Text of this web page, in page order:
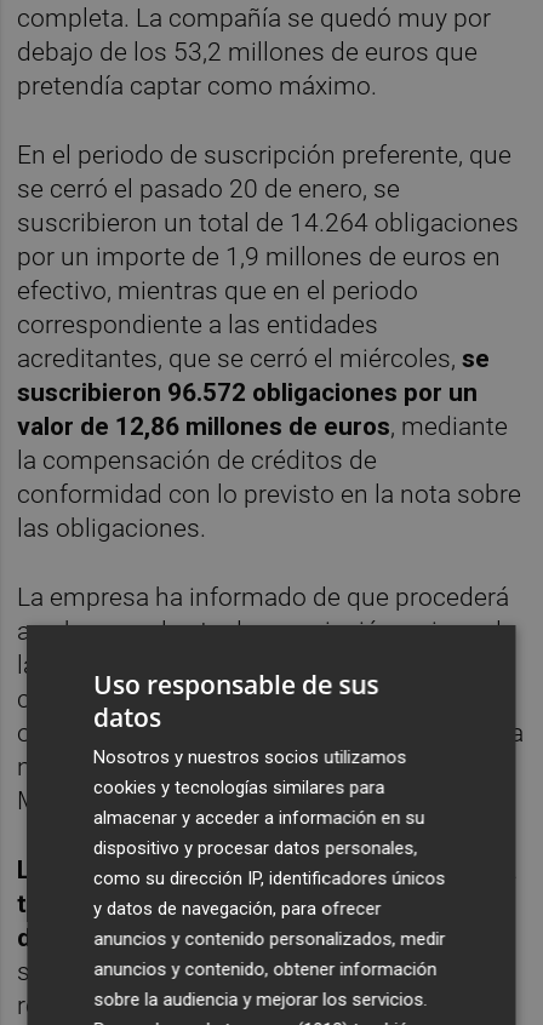
completa. La compañía se quedó muy por
debajo de los 53,2 millones de euros que
pretendía captar como máximo.
En el periodo de suscripción preferente, que
se cerró el pasado 20 de enero, se
suscribieron un total de 14.264 obligaciones
por un importe de 1,9 millones de euros en
efectivo, mientras que en el periodo
correspondiente a las entidades
acreditantes, que se cerró el miércoles,se
suscribieron 96.572 obligaciones por un
valor de 12,86 millones de euros, mediante
la compensación de créditos de
conformidad con lo previsto en la nota sobre
las obligaciones.
La empresa ha informado de que procederá
a subsanar el acta de suscripción y cierre de
la emisión de las obligaciones de acuerdo
con los datos actualizados y comunicará al
organismo supervisor la fecha de admisión a
negociación de las obligaciones en el
Mercado de Renta Fija AIAF.
La emisión de las obligaciones iba dirigida a
todos los accionistas de Natra y a
determinados acreedores financieros
se comprometieron, en el marco de la
reestructuración, a su suscripción mediante
Uso responsable de sus
datos
Nosotros y nuestros socios utilizamos
cookies y tecnologías similares para
almacenar y acceder a información en su
dispositivo y procesar datos personales,
como su dirección IP, identificadores únicos
y datos de navegación, para ofrecer
anuncios y contenido personalizados, medir
anuncios y contenido, obtener información
sobre la audiencia y mejorar los servicios.